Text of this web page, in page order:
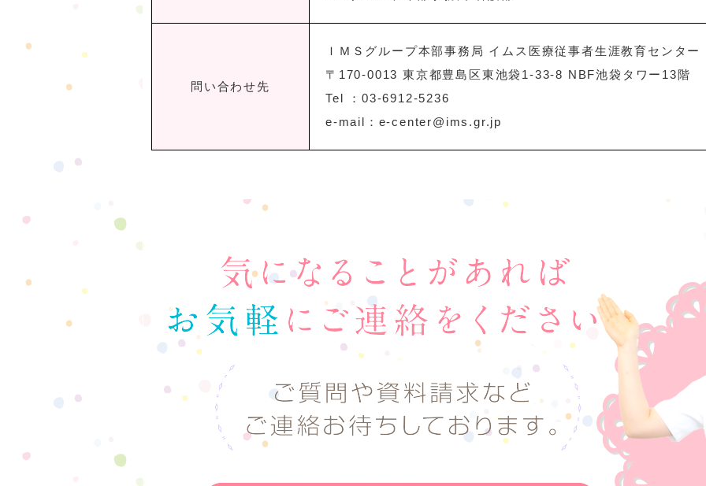
問い合わせ先
ＩＭＳグループ本部事務局 イムス医療従事者生涯教育センター
〒170-0013 東京都豊島区東池袋1-33-8 NBF池袋タワー13階
Tel ：03-6912-5236
e-mail： e-center@ims.gr.jp